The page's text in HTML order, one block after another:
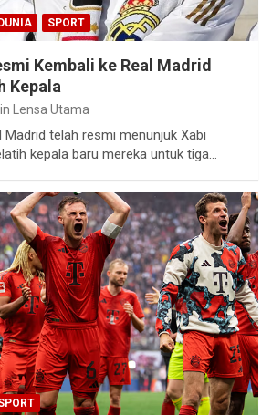
DUNIA SPORT
Kembali ke Real Madrid
Kepala
Lensa Utama
Madrid telah resmi menunjuk Xabi
kepala baru mereka untuk tiga…